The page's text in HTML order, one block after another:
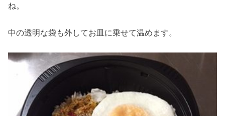
ね。
中の透明な袋も外してお皿に乗せて温めます。